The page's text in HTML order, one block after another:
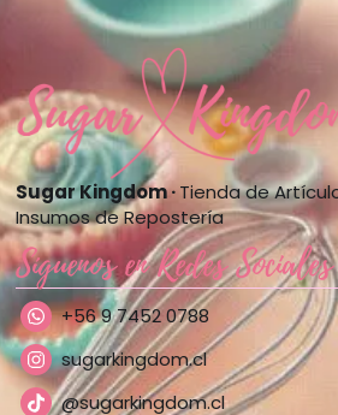
Sugar Kingdom ·Tienda de
Insumos de Repostería
Síguenos en Redes Sociales
+56 9 7452 0788
sugarkingdom.cl
@sugarkingdom.cl